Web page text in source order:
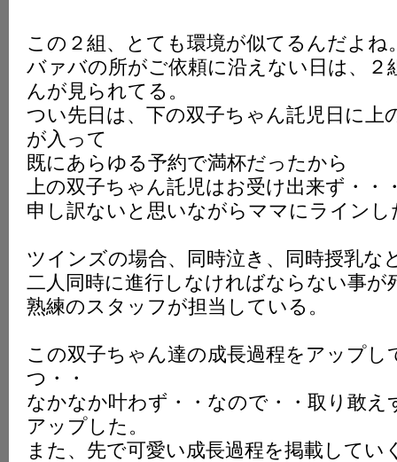
この２組、とても環境が似てるんだよね
バァバの所がご依頼に沿えない日は、２
んが見られてる。
つい先日は、下の双子ちゃん託児日に上
が入って
既にあらゆる予約で満杯だったから
上の双子ちゃん託児はお受け出来ず・・
申し訳ないと思いながらママにラインし
ツインズの場合、同時泣き、同時授乳な
二人同時に進行しなければならない事が
熟練のスタッフが担当している。
この双子ちゃん達の成長過程をアップし
つ・・
なかなか叶わず・・なので・・取り敢え
アップした。
また、先で可愛い成長過程を掲載してい